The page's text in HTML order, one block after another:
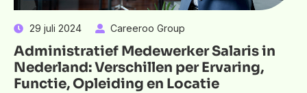
29 juli 2024 Careeroo Group
Administratief Medewerker Salaris in
Nederland: Verschillen per Ervaring,
Functie, Opleiding en Locatie